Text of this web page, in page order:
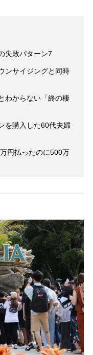
失敗パターン7
ンサイジングと同時
わからない「終の棲
を購入した60代夫婦
円払ったのに500万